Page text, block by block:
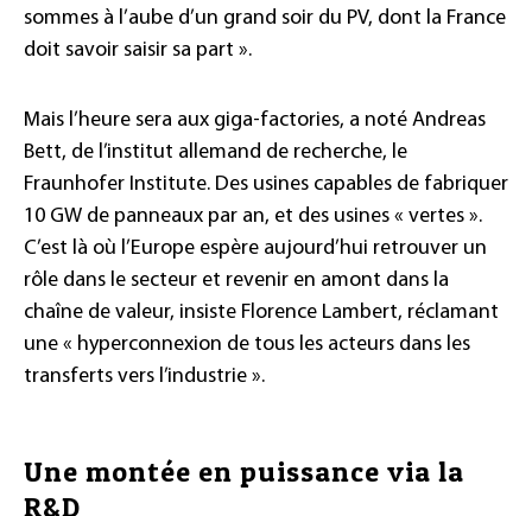
sommes à l’aube d’un grand soir du PV, dont la France
doit savoir saisir sa part ».
Mais l’heure sera aux giga-factories, a noté Andreas
Bett, de l’institut allemand de recherche, le
Fraunhofer Institute. Des usines capables de fabriquer
10 GW de panneaux par an, et des usines « vertes ».
C’est là où l’Europe espère aujourd’hui retrouver un
rôle dans le secteur et revenir en amont dans la
chaîne de valeur, insiste Florence Lambert, réclamant
une « hyperconnexion de tous les acteurs dans les
transferts vers l’industrie ».
Une montée en puissance via la
R&D